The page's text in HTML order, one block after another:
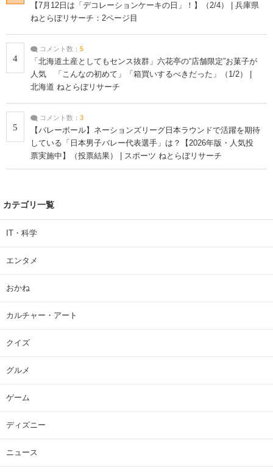
【7月12日は「デコレーションケーキの日」！】（2/4） | 兵庫県
ねとらぼリサーチ：2ページ目
4
コメント数： 5
「北海道土産としてもセンス抜群」六花亭の“店舗限定”お菓子が
人気 「こんなの初めて」「箱買いするべきだった」（1/2） |
北海道 ねとらぼリサーチ
5
コメント数： 3
【バレーボール】ネーションズリーグ日本ラウンドで活躍を期待
している「日本男子バレー代表選手」は？【2026年版・人気投
票実施中】（投票結果） | スポーツ ねとらぼリサーチ
カテゴリ一覧
IT・科学
エンタメ
おかね
カルチャー・アート
クイズ
グルメ
ゲーム
ディズニー
ニュース